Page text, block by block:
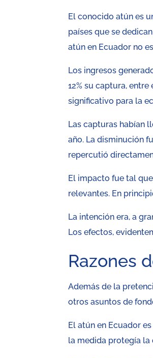
El conocido atún es
países que se
atún en Ecuador no
Los ingresos
12% su captura,
significativo para la
Las capturas habían
año. La disminución
repercutió
El impacto fue tal
relevantes. En
La intención era, a
Los efectos,
Razones
Además de la
otros asuntos de
El atún en Ecuador
la medida protegía la